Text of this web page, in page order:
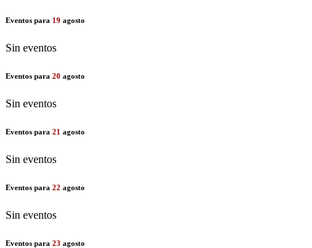
Eventos para 19 agosto
Sin eventos
Eventos para 20 agosto
Sin eventos
Eventos para 21 agosto
Sin eventos
Eventos para 22 agosto
Sin eventos
Eventos para 23 agosto